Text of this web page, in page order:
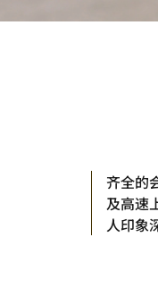
齐全的
及高速
人印象